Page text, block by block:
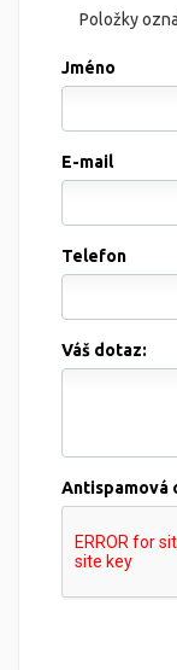
Položky
Jméno
E-mail
Telefon
Váš dotaz:
Antispamová